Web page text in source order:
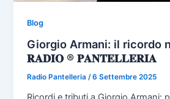
Blog
Giorgio Armani: il ricordo
𝐑𝐀𝐃𝐈𝐎 ® 𝐏𝐀𝐍𝐓𝐄𝐋𝐋𝐄𝐑𝐈𝐀
Radio Pantelleria /6 Settembre 2025